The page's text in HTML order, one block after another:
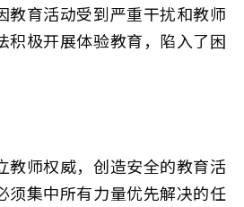
教育活动受到严重干扰和教师
积极开展体验教育，陷入了困
师权威，创造安全的教育活
须集中所有力量优先解决的任